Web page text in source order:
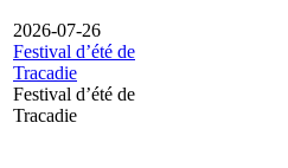
2026-07-26
Festival d’été de
Tracadie
Festival d’été de
Tracadie